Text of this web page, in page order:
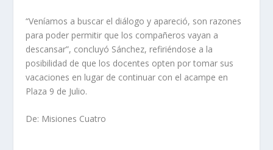
“Veníamos a buscar el diálogo y apareció, son razones
para poder permitir que los compañeros vayan a
descansar”, concluyó Sánchez, refiriéndose a la
posibilidad de que los docentes opten por tomar sus
vacaciones en lugar de continuar con el acampe en
Plaza 9 de Julio.
De: Misiones Cuatro